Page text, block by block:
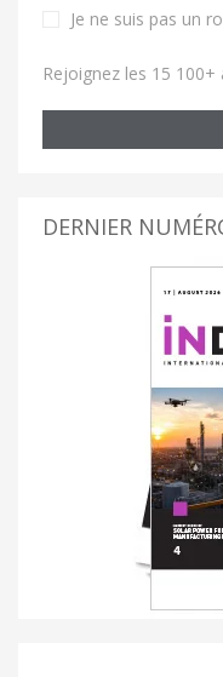
Je ne suis pas un
Rejoignez les 15
DERNIER